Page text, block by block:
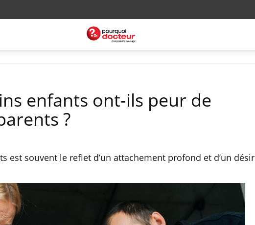
enfants ont-ils peur de
?
est souvent le reflet d’un attachement profond et d’un désir